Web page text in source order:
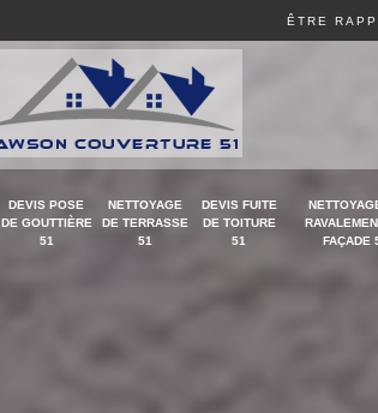
ÊTRE
DEVIS POSE
DE GOUTTIÈRE
51
NETTOYAGE
DE TERRASSE
51
DEVIS FUITE
DE TOITURE
51
FAÇADE